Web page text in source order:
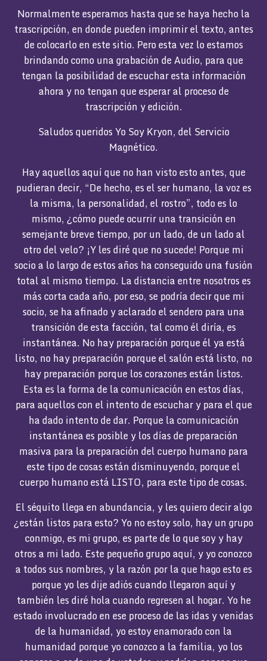
Normalmente esperamos hasta que se haya hecho la
trascripción, en donde pueden imprimir el texto, antes
de colocarlo en este sitio. Pero esta vez lo estamos
brindando como una grabación de Audio, para que
tengan la posibilidad de escuchar esta información
ahora y no tengan que esperar al proceso de
trascripción y edición.
Saludos queridos Yo Soy Kryon, del Servicio
Magnético.
Hay aquellos aquí que no han visto esto antes, que
pudieran decir, “De hecho, es el ser humano, la voz es
la misma, la personalidad, el rostro”, todo es lo
mismo, ¿cómo puede ocurrir una transición en
semejante breve tiempo, por un lado, de un lado al
otro del velo? ¡Y les diré que no sucede! Porque mi
socio a lo largo de estos años ha conseguido una fusión
total al mismo tiempo. La distancia entre nosotros es
más corta cada año, por eso, se podría decir que mi
socio, se ha afinado y aclarado el sendero para una
transición de esta facción, tal como él diría, es
instantánea. No hay preparación porque él ya está
listo, no hay preparación porque el salón está listo, no
hay preparación porque los corazones están listos.
Esta es la forma de la comunicación en estos días,
para aquellos con el intento de escuchar y para el que
ha dado intento de dar. Porque la comunicación
instantánea es posible y los días de preparación
masiva para la preparación del cuerpo humano para
este tipo de cosas están disminuyendo, porque el
cuerpo humano está LISTO, para este tipo de cosas.
El séquito llega en abundancia, y les quiero decir algo
¿están listos para esto? Yo no estoy solo, hay un grupo
conmigo, es mi grupo, es parte de lo que soy y hay
otros a mi lado. Este pequeño grupo aquí, y yo conozco
a todos sus nombres, y la razón por la que hago esto es
porque yo les dije adiós cuando llegaron aquí y
también les diré hola cuando regresen al hogar. Yo he
estado involucrado en ese proceso de las idas y venidas
de la humanidad, yo estoy enamorado con la
humanidad porque yo conozco a la familia, yo los